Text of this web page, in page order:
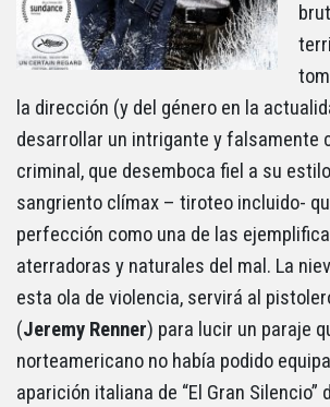
la dirección (y del género en la
desarrollar un intrigante y falsamente
criminal, que desemboca fiel a su
sangriento clímax – tiroteo incluido-
perfección como una de las
aterradoras y naturales del mal. La
esta ola de violencia, servirá al
(Jeremy Renner) para lucir un paraje
norteamericano no había podido
aparición italiana de “El Gran Silencio”